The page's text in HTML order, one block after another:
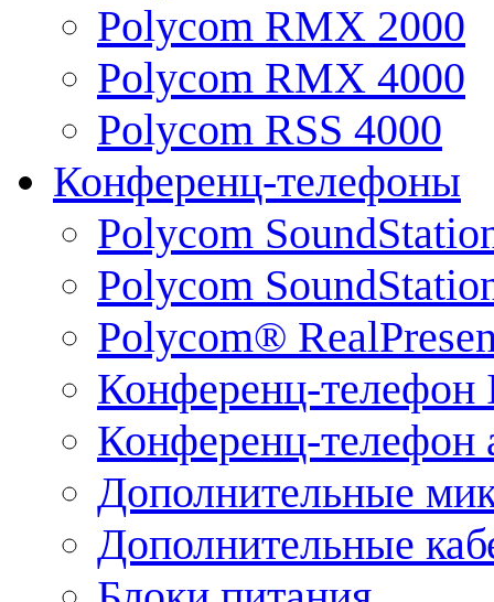
Polycom RMX 2000
Polycom RMX 4000
Polycom RSS 4000
Конференц-телефоны
Polycom
Polycom
Polycom®
Конференц-телефон
Конференц-телефон
Дополнительные
Дополнительные